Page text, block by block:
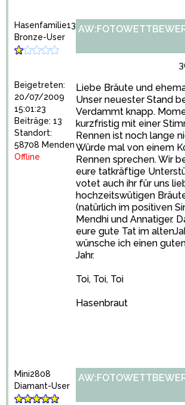
Hasenfamilie13
Bronze-User
Beigetreten:
20/07/2009
15:01:23
Beiträge: 13
Standort:
58708 Menden
Offline
Liebe Bräute und
Unser neuester Stand
Verdammt knapp.
kurzfristig mit einer
Rennen ist noch lange
Würde mal von einem
Rennen sprechen. Wir
eure tatkräftige
votet auch ihr für uns
hochzeitswütigen
(natürlich im positiven
Mendhi und Annatiger.
eure gute Tat im
wünsche ich einen
Jahr.
Toi, Toi, Toi
Hasenbraut
Mini2808
Diamant-User